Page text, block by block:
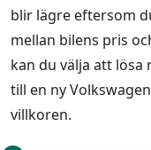
blir lägre eftersom
mellan bilens pris
kan du välja att lösa
till en ny
villkoren.